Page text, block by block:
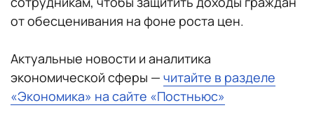
от обесценивания на фоне роста цен.
Актуальные новости и аналитика
экономической сферы — читайте в разделе
«Экономика» на сайте «Постньюс»